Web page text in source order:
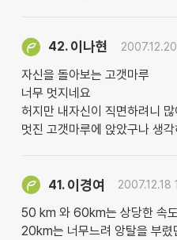
42. 이나현
자신을 돌아보는 고갯마루
너무 멋지네요
허지만 내자신이 직면하려니
멋진 고갯마루에 앉았구나 생
41. 이경여 2007.12.18
50 km 와 60km는 상당한 속
20km는 너무느려 앙탈을 부렸